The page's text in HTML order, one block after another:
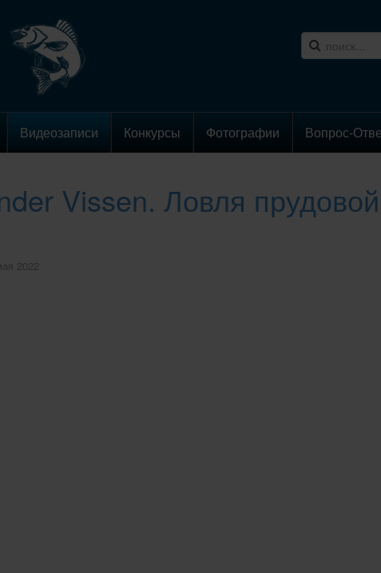
Видеозаписи Конкурсы Фотографии Вопрос-
Vissen. Ловля
2022